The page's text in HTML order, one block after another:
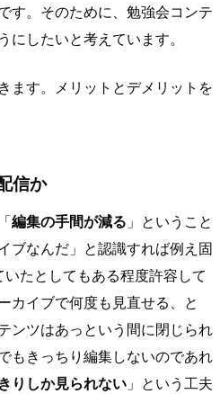
す。そのために、勉強会コンテ
したいと考えています。
ます。メリットとデメリットを
信か
編集の手間が減る 」ということ
ブなんだ」と認識すれば例え固
たとしてもある程度許容して
カイブで何度も見直せる、と
ンツはあっという間に閉じられ
もきっちり編集しないのであれ
りしか見られない 」という工夫